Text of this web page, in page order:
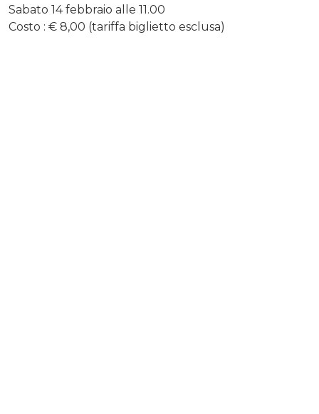
Sabato 14 febbraio alle 11.00
Costo : € 8,00 (tariffa biglietto esclusa)